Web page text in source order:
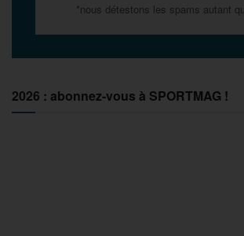
*nous détestons les spams autant
2026 : abonnez-vous à SPORTMAG !